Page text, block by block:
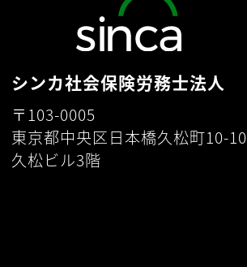
シンカ社会保険労務士法人
〒103-0005
東京都中央区日本橋久松町10-10
久松ビル3階